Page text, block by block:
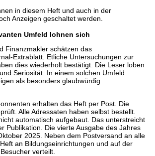
in diesem Heft und auch in der
Anzeigen geschaltet werden.
Umfeld lohnen sich
Finanzmakler schätzen das
Extrablatt. Etliche Untersuchungen zur
dies wiederholt bestätigt. Die Leser loben
Seriosität. In einem solchen Umfeld
als besonders glaubwürdig
erhalten das Heft per Post. Die
Alle Adressaten haben selbst bestellt.
automatisch aufgebaut. Das unterstreicht
Publikation. Die vierte Ausgabe des Jahres
2025. Neben dem Postversand an alle
an Bildungseinrichtungen und auf der
verteilt.